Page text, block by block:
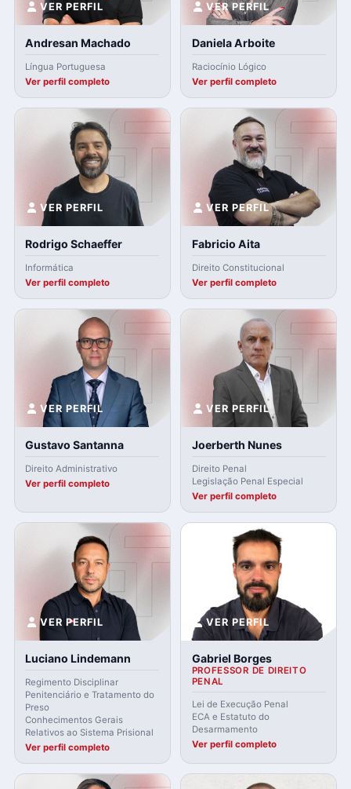
VER PERFIL
Andresan Machado
Língua Portuguesa
Ver perfil completo
VER PERFIL
Daniela Arboite
Raciocínio Lógico
Ver perfil completo
VER PERFIL
Rodrigo Schaeffer
Informática
Ver perfil completo
VER PERFIL
Fabricio Aita
Direito Constitucional
Ver perfil completo
VER PERFIL
Gustavo Santanna
Direito Administrativo
Ver perfil completo
VER PERFIL
Joerberth Nunes
Direito Penal
Legislação Penal Especial
Ver perfil completo
VER PERFIL
Luciano Lindemann
Regimento Disciplinar
Penitenciário e Tratamento do
Preso
Conhecimentos Gerais
Relativos ao Sistema Prisional
Ver perfil completo
VER PERFIL
Gabriel Borges
PROFESSOR DE DIREITO
PENAL
Lei de Execução Penal
ECA e Estatuto do
Desarmamento
Ver perfil completo